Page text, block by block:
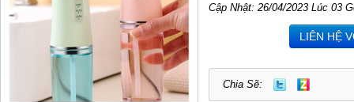
Cập Nhật: 26/04/2023 Lúc 03
LIÊN HỆ
Chia Sẽ: